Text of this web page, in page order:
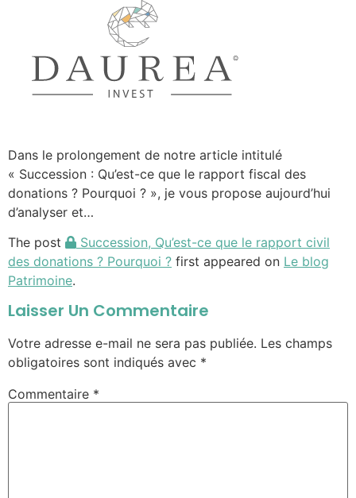
Dans le prolongement de notre article intitulé
« Succession : Qu’est-ce que le rapport fiscal des
donations ? Pourquoi ? », je vous propose aujourd’hui
d’analyser et…
The post
Succession, Qu’est-ce que le rapport civil
des donations ? Pourquoi ? first appeared on Le blog
Patrimoine.
Laisser Un Commentaire
Votre adresse e-mail ne sera pas publiée. Les champs
obligatoires sont indiqués avec *
Commentaire *